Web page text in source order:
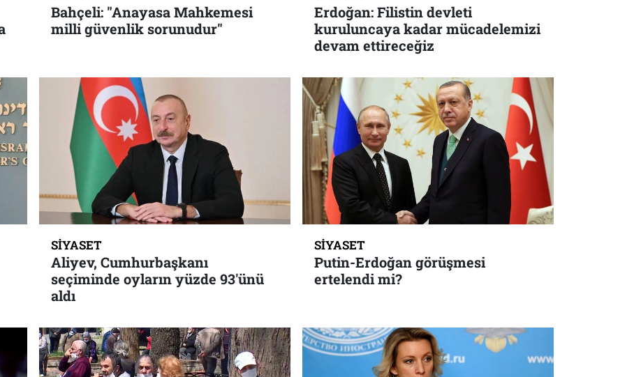
Bahçeli: "Anayasa Mahkemesi
milli güvenlik sorunudur"
Erdoğan: Filistin devleti
kuruluncaya kadar mücadelemizi
devam ettireceğiz
SIYASET
Aliyev, Cumhurbaşkanı
seçiminde oyların yüzde 93'ünü
aldı
SIYASET
Putin-Erdoğan görüşmesi
ertelendi mi?